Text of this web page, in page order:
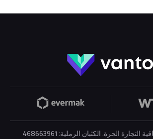
الحرة. الكثبان الرملية: 468663961